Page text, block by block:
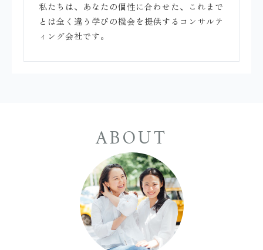
私たちは、あなたの個性に合わせた、これまで
とは全く違う学びの機会を提供するコンサルテ
ィング会社です。
ABOUT